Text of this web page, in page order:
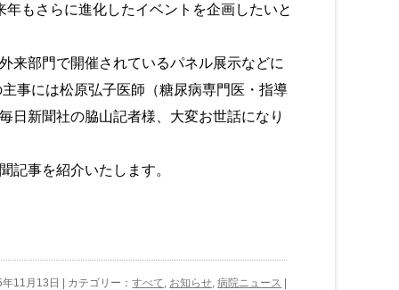
もさらに進化したイベントを企画したいと
来部門で開催されているパネル展示などに
事には松原弘子医師（糖尿病専門医・指導
日新聞社の脇山記者様、大変お世話になり
記事を紹介いたします。
年11月13日 | カテゴリー：すべて お知らせ ,病院ニュース |